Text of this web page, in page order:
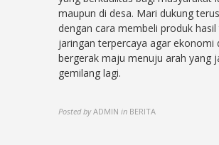
maupun di desa. Mari dukung
dengan cara membeli produk
jaringan terpercaya agar ekonomi
bergerak maju menuju arah yang
gemilang lagi.
Posted by ADMIN in BERITA